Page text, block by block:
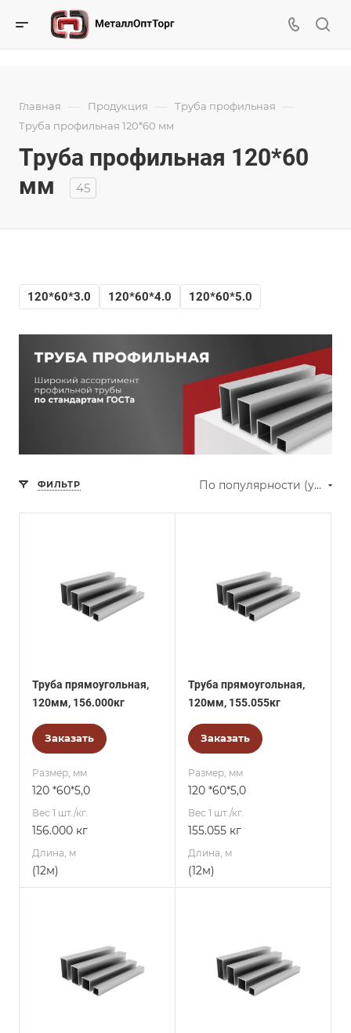
Главная — Продукция — Труба профильная —
Труба профильная 120*60 мм
Труба профильная 120*60
мм
45
120*60*3.0 120*60*4.0 120*60*5.0
ФИЛЬТР По популярности (убывание)
Труба прямоугольная,
120мм, 156.000кг
Заказать
Размер, мм
120 *60*5,0
Вес 1 шт./кг.
156.000 кг
Длина, м
(12м)
Труба прямоугольная,
120мм, 155.055кг
Заказать
Размер, мм
120 *60*5,0
Вес 1 шт./кг.
155.055 кг
Длина, м
(12м)